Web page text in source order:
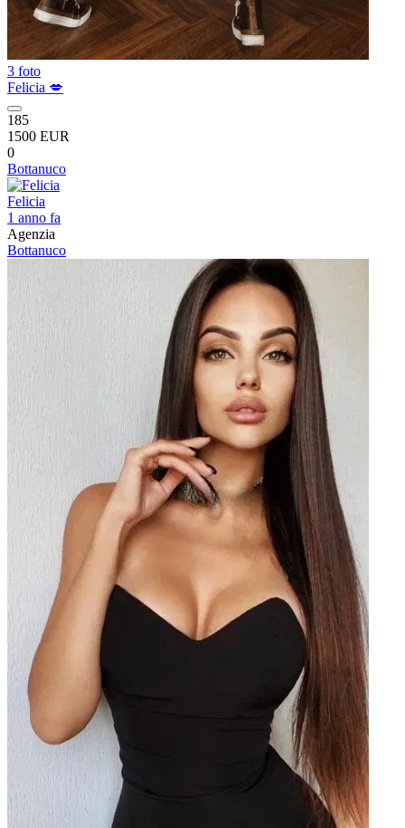
3 foto
Felicia 💋
185
1500 EUR
0
Bottanuco
Felicia
1 anno fa
Agenzia
Bottanuco